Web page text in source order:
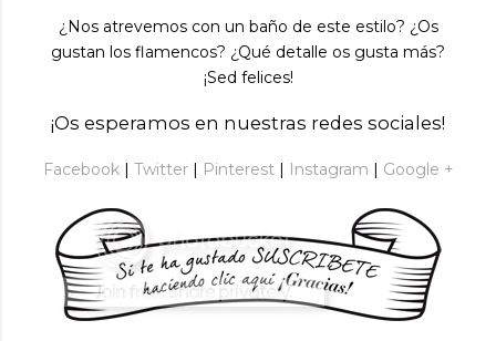
¿Nos atrevemos con un baño de este estilo? ¿Os
gustan los flamencos? ¿Qué detalle os gusta más?
¡Sed felices!
¡Os esperamos en nuestras redes sociales!
Facebook| Twitter| Pinterest| Instagram | Google +